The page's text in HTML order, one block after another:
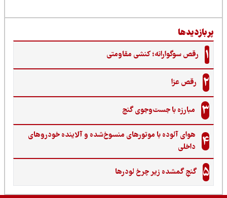
رقص سوگوارانه؛ کنشی مقاومتی
رقص عزا
مبارزه با جست‌وجوی گنج‌
هوای آلوده با موتورهای منسوخ‌شده و آلاینده خودروهای
داخلی
گنجِ گمشده زیر چرخ لودرها